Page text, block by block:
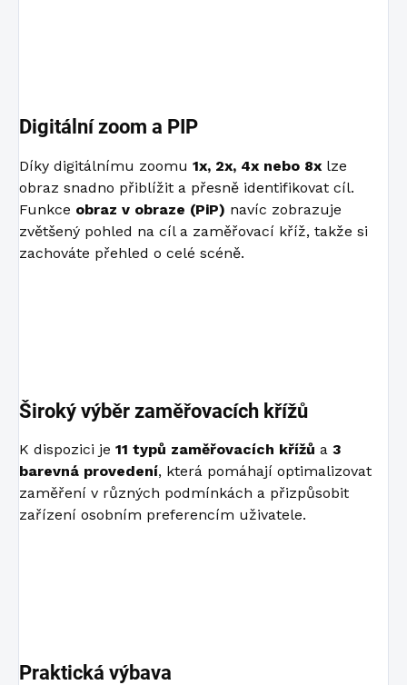
Digitální zoom a PIP
Díky digitálnímu zoomu 1x, 2x, 4x nebo 8x lze
obraz snadno přiblížit a přesně identifikovat cíl.
Funkce obraz v obraze (PiP) navíc zobrazuje
zvětšený pohled na cíl a zaměřovací kříž, takže si
zachováte přehled o celé scéně.
Široký výběr zaměřovacích křížů
K dispozici je 11 typů zaměřovacích křížů a 3
barevná provedení, která pomáhají optimalizovat
zaměření v různých podmínkách a přizpůsobit
zařízení osobním preferencím uživatele.
Praktická výbava